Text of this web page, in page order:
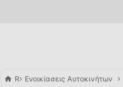
Rent a Car
Ενοικίασεις Αυτοκινήτων